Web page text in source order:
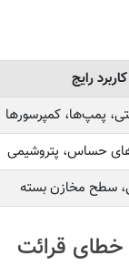
کاربرد رایج
پمپ‌ها، کمپرسورها
حساس، پتروشیمی
سطح مخازن بسته